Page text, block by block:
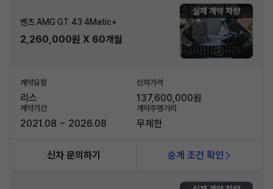
벤츠 AMG GT 43 4Matic+
2,260,000원 X 60개월
실제 계약 차량
계약유형
리스
신차가격
137,600,000원
계약기간
2021.08 ~ 2026.08
계약주행거리
무제한
신차 문의하기 승계 조건 확인